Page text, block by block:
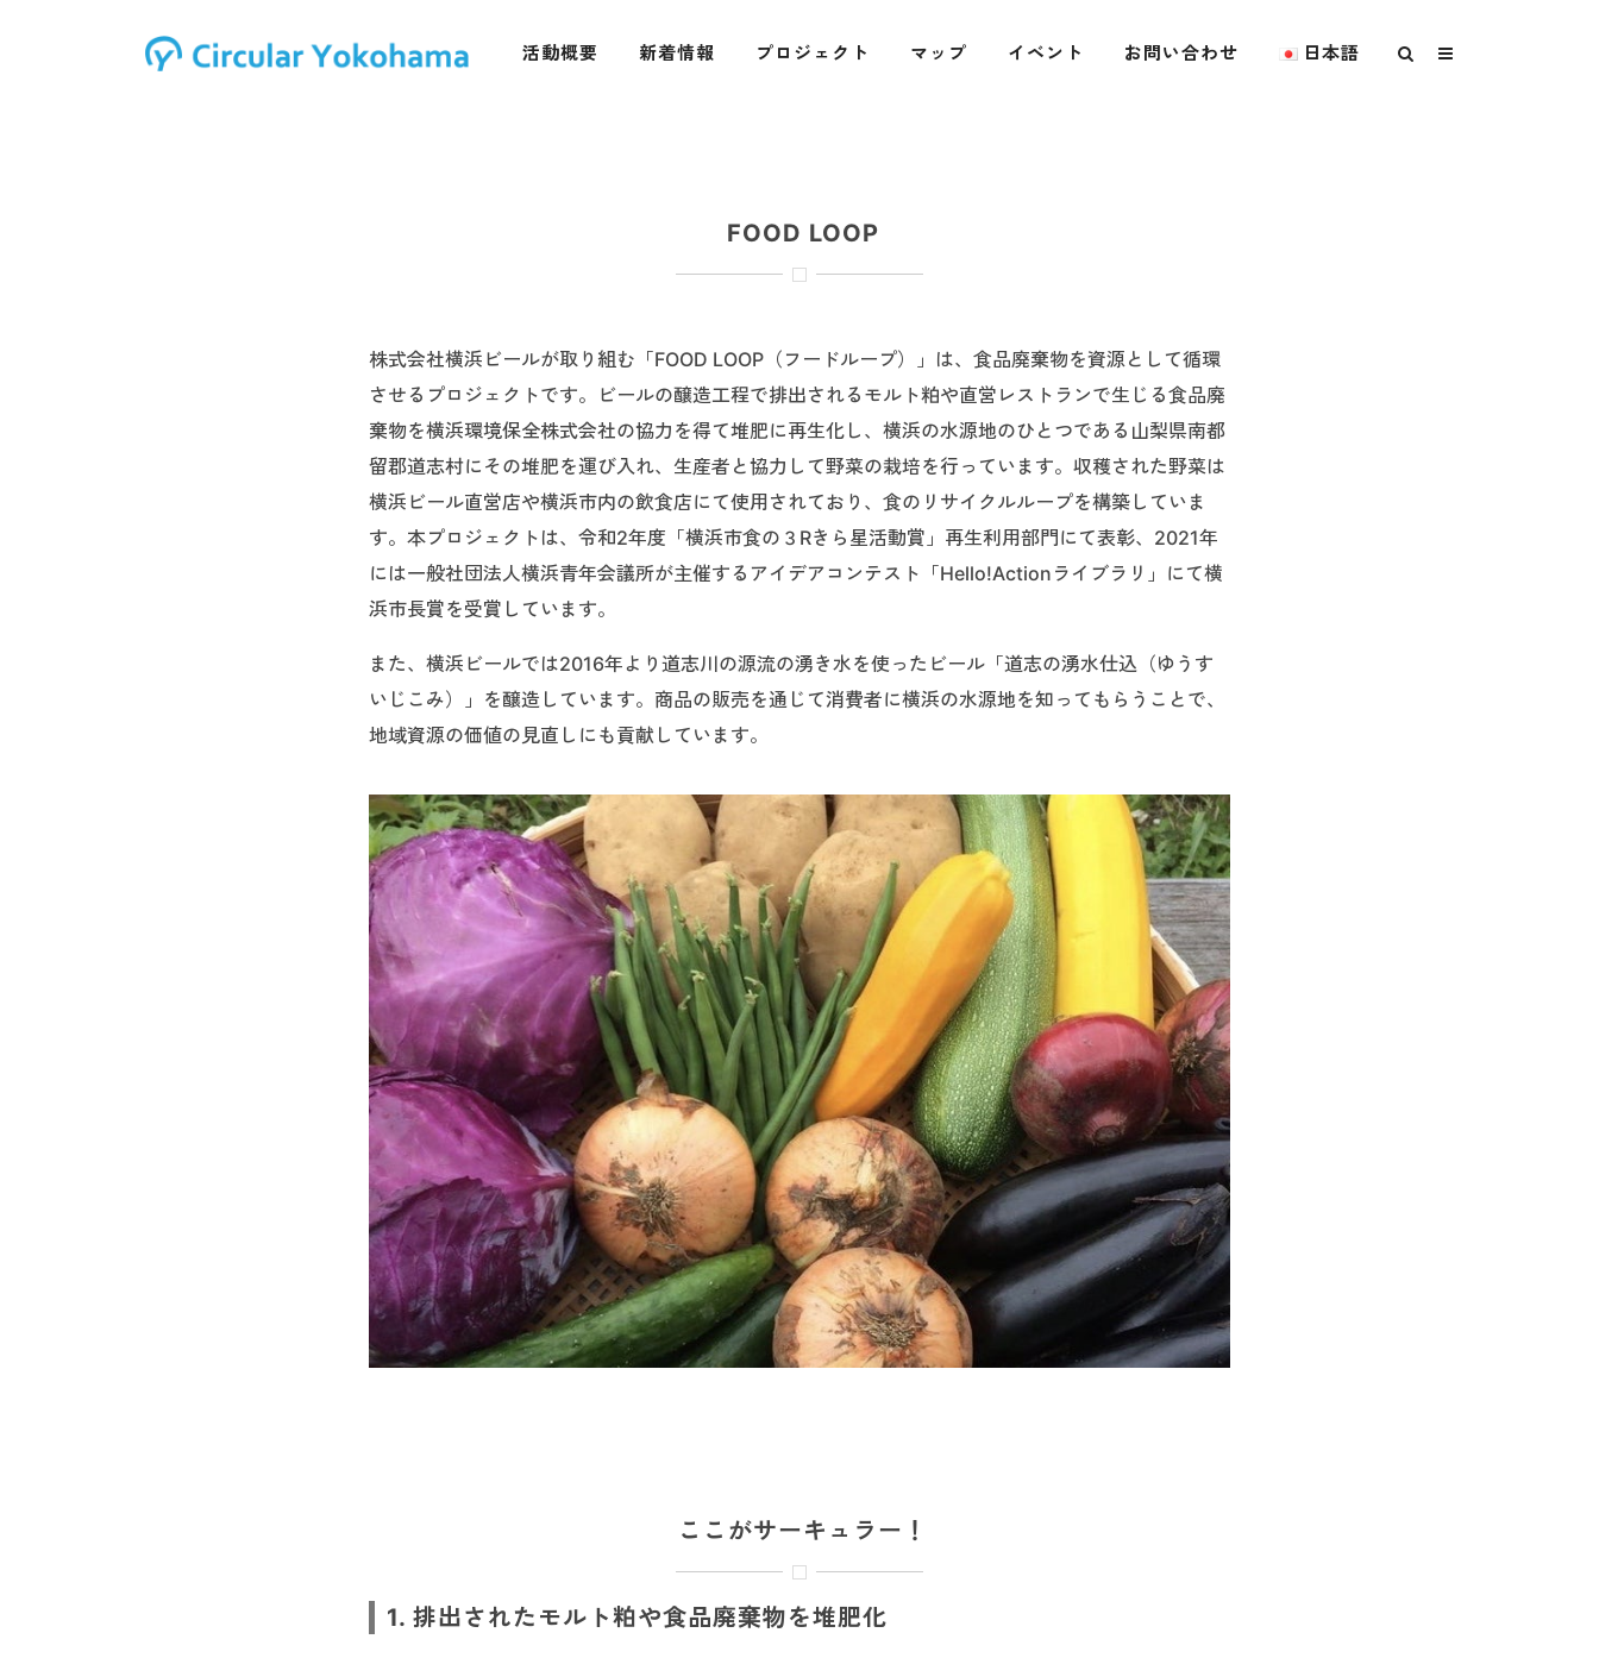
活動概要 新着情報 プロジェクト マップ イベント お問い合わせ 日本語
FOOD LOOP
株式会社横浜ビールが取り組む「FOOD LOOP（フードループ）」は、食品廃棄物を資源として循環
させるプロジェクトです。ビールの醸造工程で排出されるモルト粕や直営レストランで生じる食品廃
棄物を横浜環境保全株式会社の協力を得て堆肥に再生化し、横浜の水源地のひとつである山梨県南都
留郡道志村にその堆肥を運び入れ、生産者と協力して野菜の栽培を行っています。収穫された野菜は
横浜ビール直営店や横浜市内の飲食店にて使用されており、食のリサイクルループを構築していま
す。本プロジェクトは、令和2年度「横浜市食の３Rきら星活動賞」再生利用部門にて表彰、2021年
には一般社団法人横浜青年会議所が主催するアイデアコンテスト「Hello!Actionライブラリ」にて横
浜市長賞を受賞しています。
また、横浜ビールでは2016年より道志川の源流の湧き水を使ったビール「道志の湧水仕込（ゆうす
いじこみ）」を醸造しています。商品の販売を通じて消費者に横浜の水源地を知ってもらうことで、
地域資源の価値の見直しにも貢献しています。
ここがサーキュラー！
1. 排出されたモルト粕や食品廃棄物を堆肥化